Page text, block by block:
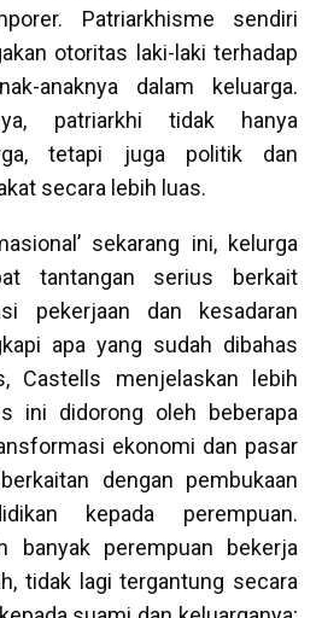
Patriarkhisme sendiri
otoritas laki-laki terhadap
anaknya dalam keluarga.
patriarkhi tidak hanya
tetapi juga politik dan
secara lebih luas.
sekarang ini, kelurga
tantangan serius berkait
pekerjaan dan kesadaran
apa yang sudah dibahas
Castells menjelaskan lebih
ini didorong oleh beberapa
ekonomi dan pasar
dengan pembukaan
kepada perempuan.
banyak perempuan bekerja
tidak lagi tergantung secara